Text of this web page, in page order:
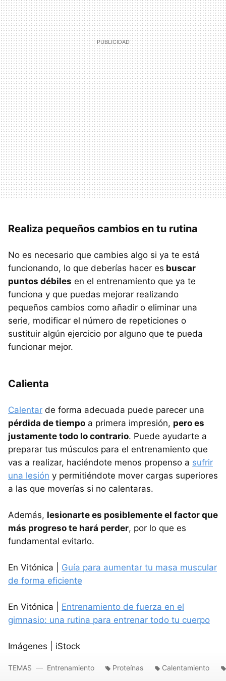
Realiza pequeños cambios en tu rutina
No es necesario que cambies algo si ya te está
funcionando, lo que deberías hacer es buscar
puntos débiles en el entrenamiento que ya te
funciona y que puedas mejorar realizando
pequeños cambios como añadir o eliminar una
serie, modificar el número de repeticiones o
sustituir algún ejercicio por alguno que te pueda
funcionar mejor.
Calienta
Calentar de forma adecuada puede parecer una
pérdida de tiempo a primera impresión, pero es
justamente todo lo contrario. Puede ayudarte a
preparar tus músculos para el entrenamiento que
vas a realizar, haciéndote menos propenso a sufrir
una lesión y permitiéndote mover cargas superiores
a las que moverías si no calentaras.
Además, lesionarte es posiblemente el factor que
más progreso te hará perder, por lo que es
fundamental evitarlo.
En Vitónica | Guía para aumentar tu masa muscular
de forma eficiente
En Vitónica | Entrenamiento de fuerza en el
gimnasio: una rutina para entrenar todo tu cuerpo
Imágenes | iStock
TEMAS Entrenamiento Proteínas Calentamiento